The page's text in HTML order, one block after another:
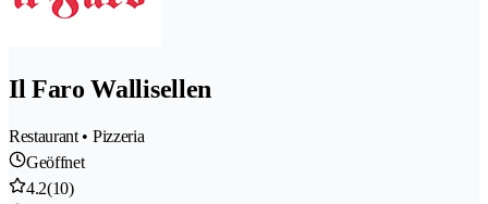
Il Faro Wallisellen
Restaurant • Pizzeria
Geöffnet
4.2(10)